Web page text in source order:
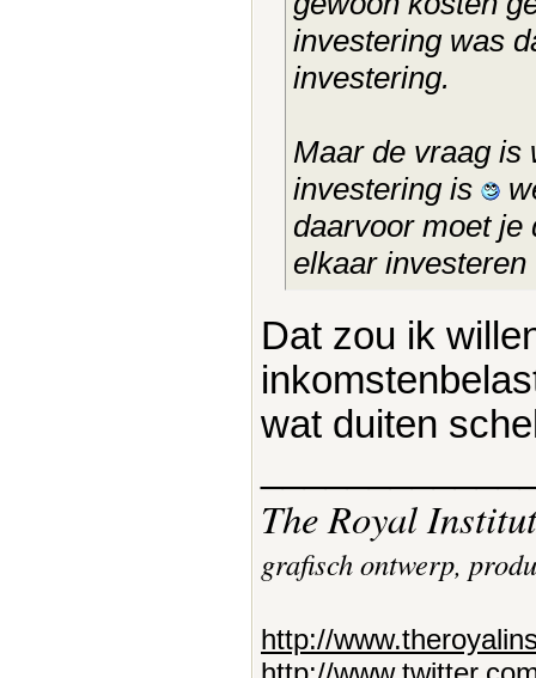
investering was
investering.
Maar de vraag is
investering is
daarvoor moet je
elkaar investeren
Dat zou ik
wat duiten
The Royal
grafisch ontwerp,
http://